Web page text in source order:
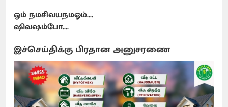
ஓம் நமசிவயநமஓம்....
ஷிவஷம்போ....
இச்செய்திக்கு பிரதான அனுசரணை